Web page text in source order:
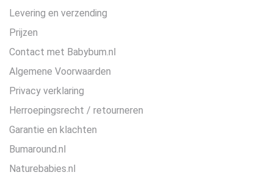
Levering en verzending
Prijzen
Contact met Babybum.nl
Algemene Voorwaarden
Privacy verklaring
Herroepingsrecht / retourneren
Garantie en klachten
Bumaround.nl
Naturebabies.nl